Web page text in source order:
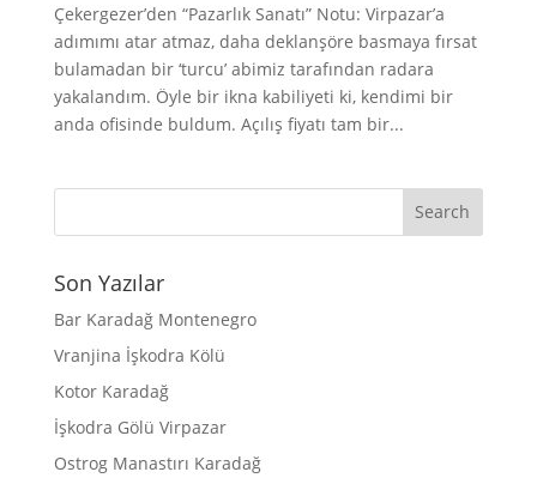
Çekergezer’den “Pazarlık Sanatı” Notu: Virpazar’a
adımımı atar atmaz, daha deklanşöre basmaya fırsat
bulamadan bir ‘turcu’ abimiz tarafından radara
yakalandım. Öyle bir ikna kabiliyeti ki, kendimi bir
anda ofisinde buldum. Açılış fiyatı tam bir...
Son Yazılar
Bar Karadağ Montenegro
Vranjina İşkodra Kölü
Kotor Karadağ
İşkodra Gölü Virpazar
Ostrog Manastırı Karadağ